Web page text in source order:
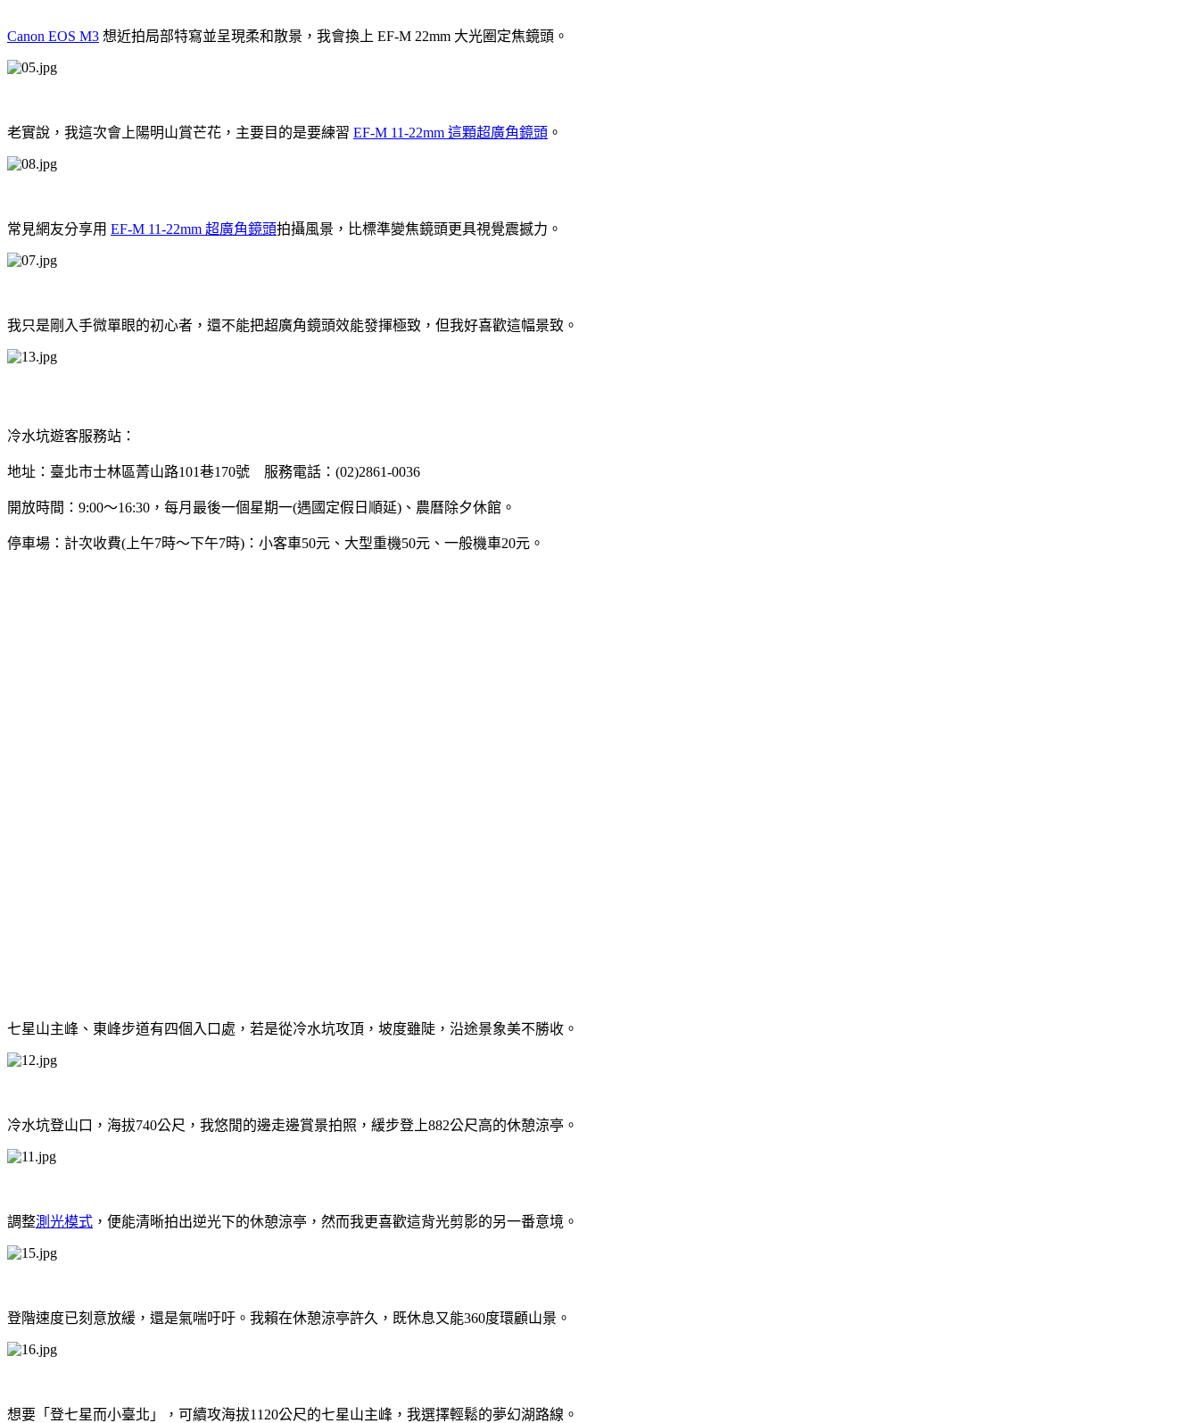
Canon EOS M3 想近拍局部特寫並呈現柔和散景，我會換上 EF-M 22mm 大光圈定焦鏡頭。
老實說，我這次會上陽明山賞芒花，主要目的是要練習 EF-M 11-22mm 這顆超廣角鏡頭 。
常見網友分享用 EF-M 11-22mm 超廣角鏡頭拍攝風景，比標準變焦鏡頭更具視覺震撼力。
我只是剛入手微單眼的初心者，還不能把超廣角鏡頭效能發揮極致，但我好喜歡這幅景致。
冷水坑遊客服務站：
地址：臺北市士林區菁山路101巷170號 服務電話：(02)2861-0036
開放時間：9:00～16:30，每月最後一個星期一(遇國定假日順延)、農曆除夕休館。
停車場：計次收費(上午7時～下午7時)：小客車50元、大型重機50元、一般機車20元。
七星山主峰、東峰步道有四個入口處，若是從冷水坑攻頂，坡度雖陡，沿途景象美不勝收。
冷水坑登山口，海拔740公尺，我悠閒的邊走邊賞景拍照，緩步登上882公尺高的休憩涼亭。
調整測光模式 ，便能清晰拍出逆光下的休憩涼亭，然而我更喜歡這背光剪影的另一番意境。
登階速度已刻意放緩，還是氣喘吁吁。我賴在休憩涼亭許久，既休息又能360度環顧山景。
想要「登七星而小臺北」，可續攻海拔1120公尺的七星山主峰，我選擇輕鬆的夢幻湖路線。